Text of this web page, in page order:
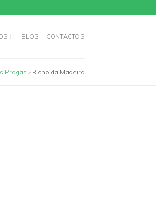
BLOG CONTACTOS
Pragas » Bicho da Madeira